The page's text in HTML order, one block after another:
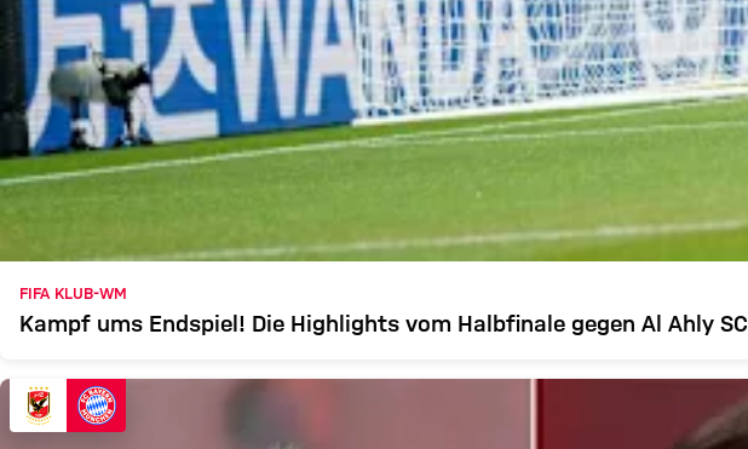
FIFA KLUB-WM
Kampf ums Endspiel! Die Highlights vom Halbfinale gegen Al Ahly SC